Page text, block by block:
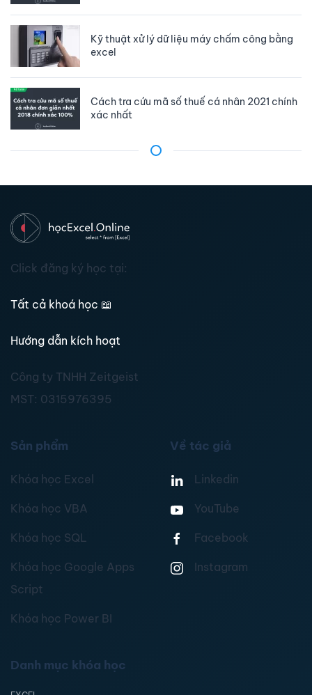
Kỹ thuật xử lý dữ liệu máy chấm công bằng
excel
Cách tra cứu mã số thuế cá nhân 2021 chính
xác nhất
Click đăng ký học tại:
Tất cả khoá học 📖
Hướng dẫn kích hoạt
Công ty TNHH Zeitgeist
MST: 0315976395
Sản phẩm
Khóa học Excel
Khóa học VBA
Khóa học SQL
Khóa học Google Apps
Script
Khóa học Power BI
Về tác giả
Linkedin
YouTube
Facebook
Instagram
Danh mục khóa học